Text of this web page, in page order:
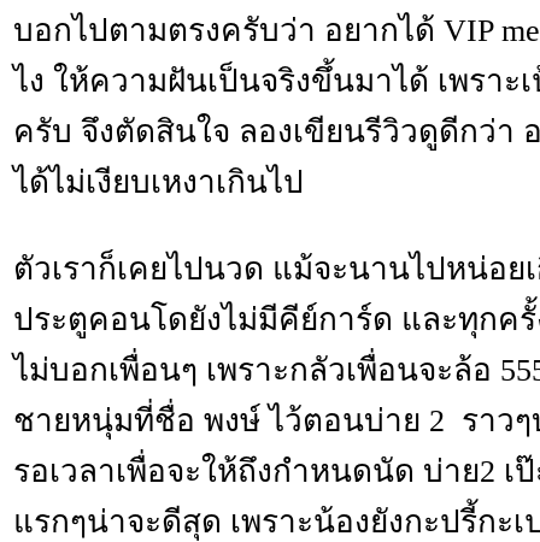
บอกไปตามตรงครับว่า อยากได้ VIP
ไง ให้ความฝันเป็นจริงขึ้นมาได้ เพราะ
ครับ จึงตัดสินใจ ลองเขียนรีวิวดูดีกว่า
ได้ไม่เงียบเหงาเกินไป
ตัวเราก็เคยไปนวด แม้จะนานไปหน่อย
ประตูคอนโดยังไม่มีคีย์การ์ด และทุกค
ไม่บอกเพื่อนๆ เพราะกลัวเพื่อนจะล้อ
ชายหนุ่มที่ชื่อ พงษ์ ไว้ตอนบ่าย 2 ราวๆ
รอเวลาเพื่อจะให้ถึงกำหนดนัด บ่าย2 เ
แรกๆน่าจะดีสุด เพราะน้องยังกะปรี้กะ